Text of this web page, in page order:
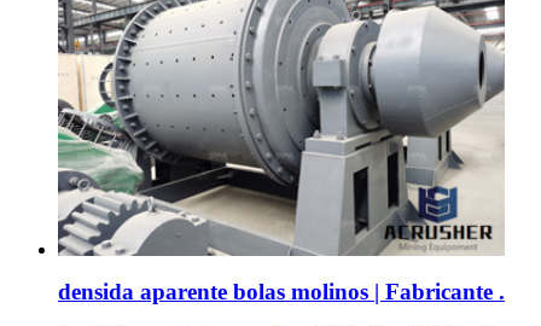
densida aparente bolas molinos | Fabricante .